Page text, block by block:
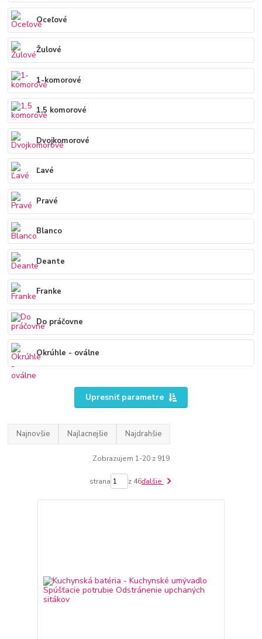
Oceľové
Žulové
1-komorové
1,5 komorové
Dvojkomorové
Ľavé
Pravé
Blanco
Deante
Franke
Do práčovne
Okrúhle - oválne
Upresniť parametre
Najnovšie Najlacnejšie Najdrahšie
Zobrazujem 1-20 z 919
strana z 46ďalšie